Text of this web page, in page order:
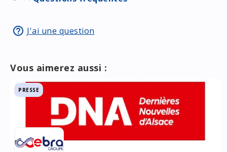
help_outline J'ai une question
Vous aimerez aussi :
PRESSE